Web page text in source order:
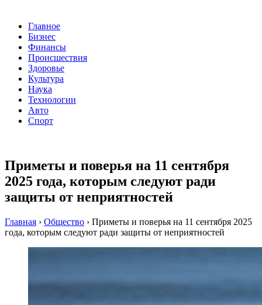
Главное
Бизнес
Финансы
Происшествия
Здоровье
Культура
Наука
Технологии
Авто
Спорт
Приметы и поверья на 11 сентября
2025 года, которым следуют ради
защиты от неприятностей
Главная › Общество › Приметы и поверья на 11 сентября 2025
года, которым следуют ради защиты от неприятностей